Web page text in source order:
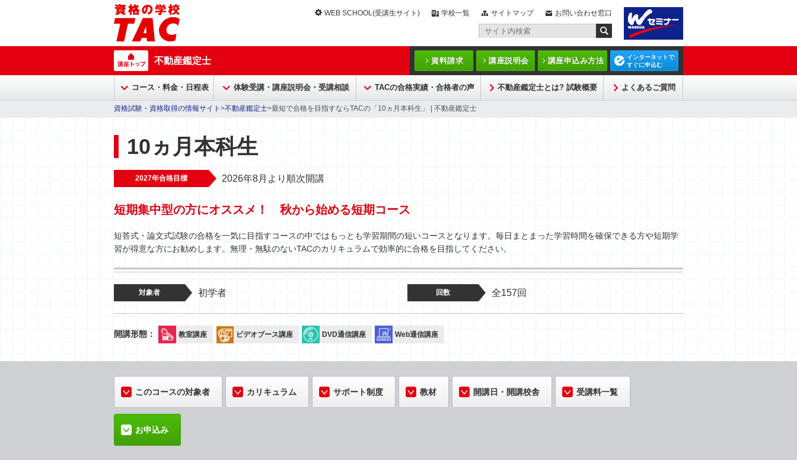
WEB SCHOOL(受講生サイト) 学校一覧 サイトマップ お問い合わせ窓口
不動産鑑定士 資料請求 講座説明会 講座申込み方法
インターネットで
すぐに申込む
コース・料金・日程表 体験受講・講座説明会・受講相談 TACの合格実績・合格者の声 不動産鑑定士とは? 試験概要 よくあるご質問
資格試験・資格取得の情報サイト >不動産鑑定士>最短で合格を目指すならTACの「10ヵ月本科生」 | 不動産鑑定士
10ヵ月本科生
2027年合格目標 2026年8月より順次開講
短期集中型の方にオススメ！ 秋から始める短期コース
短答式・論文式試験の合格を一気に目指すコースの中ではもっとも学習期間の短いコースとなります。毎日まとまった学習時間を確保できる方や短期学
習が得意な方にお勧めします。無理・無駄のないTACのカリキュラムで効率的に合格を目指してください。
対象者 初学者 回数 全157回
教室講座 ビデオブース講座 DVD通信講座 Web通信講座
このコースの対象者 カリキュラム サポート制度 教材 開講日・開講校舎 受講料一覧
お申込み